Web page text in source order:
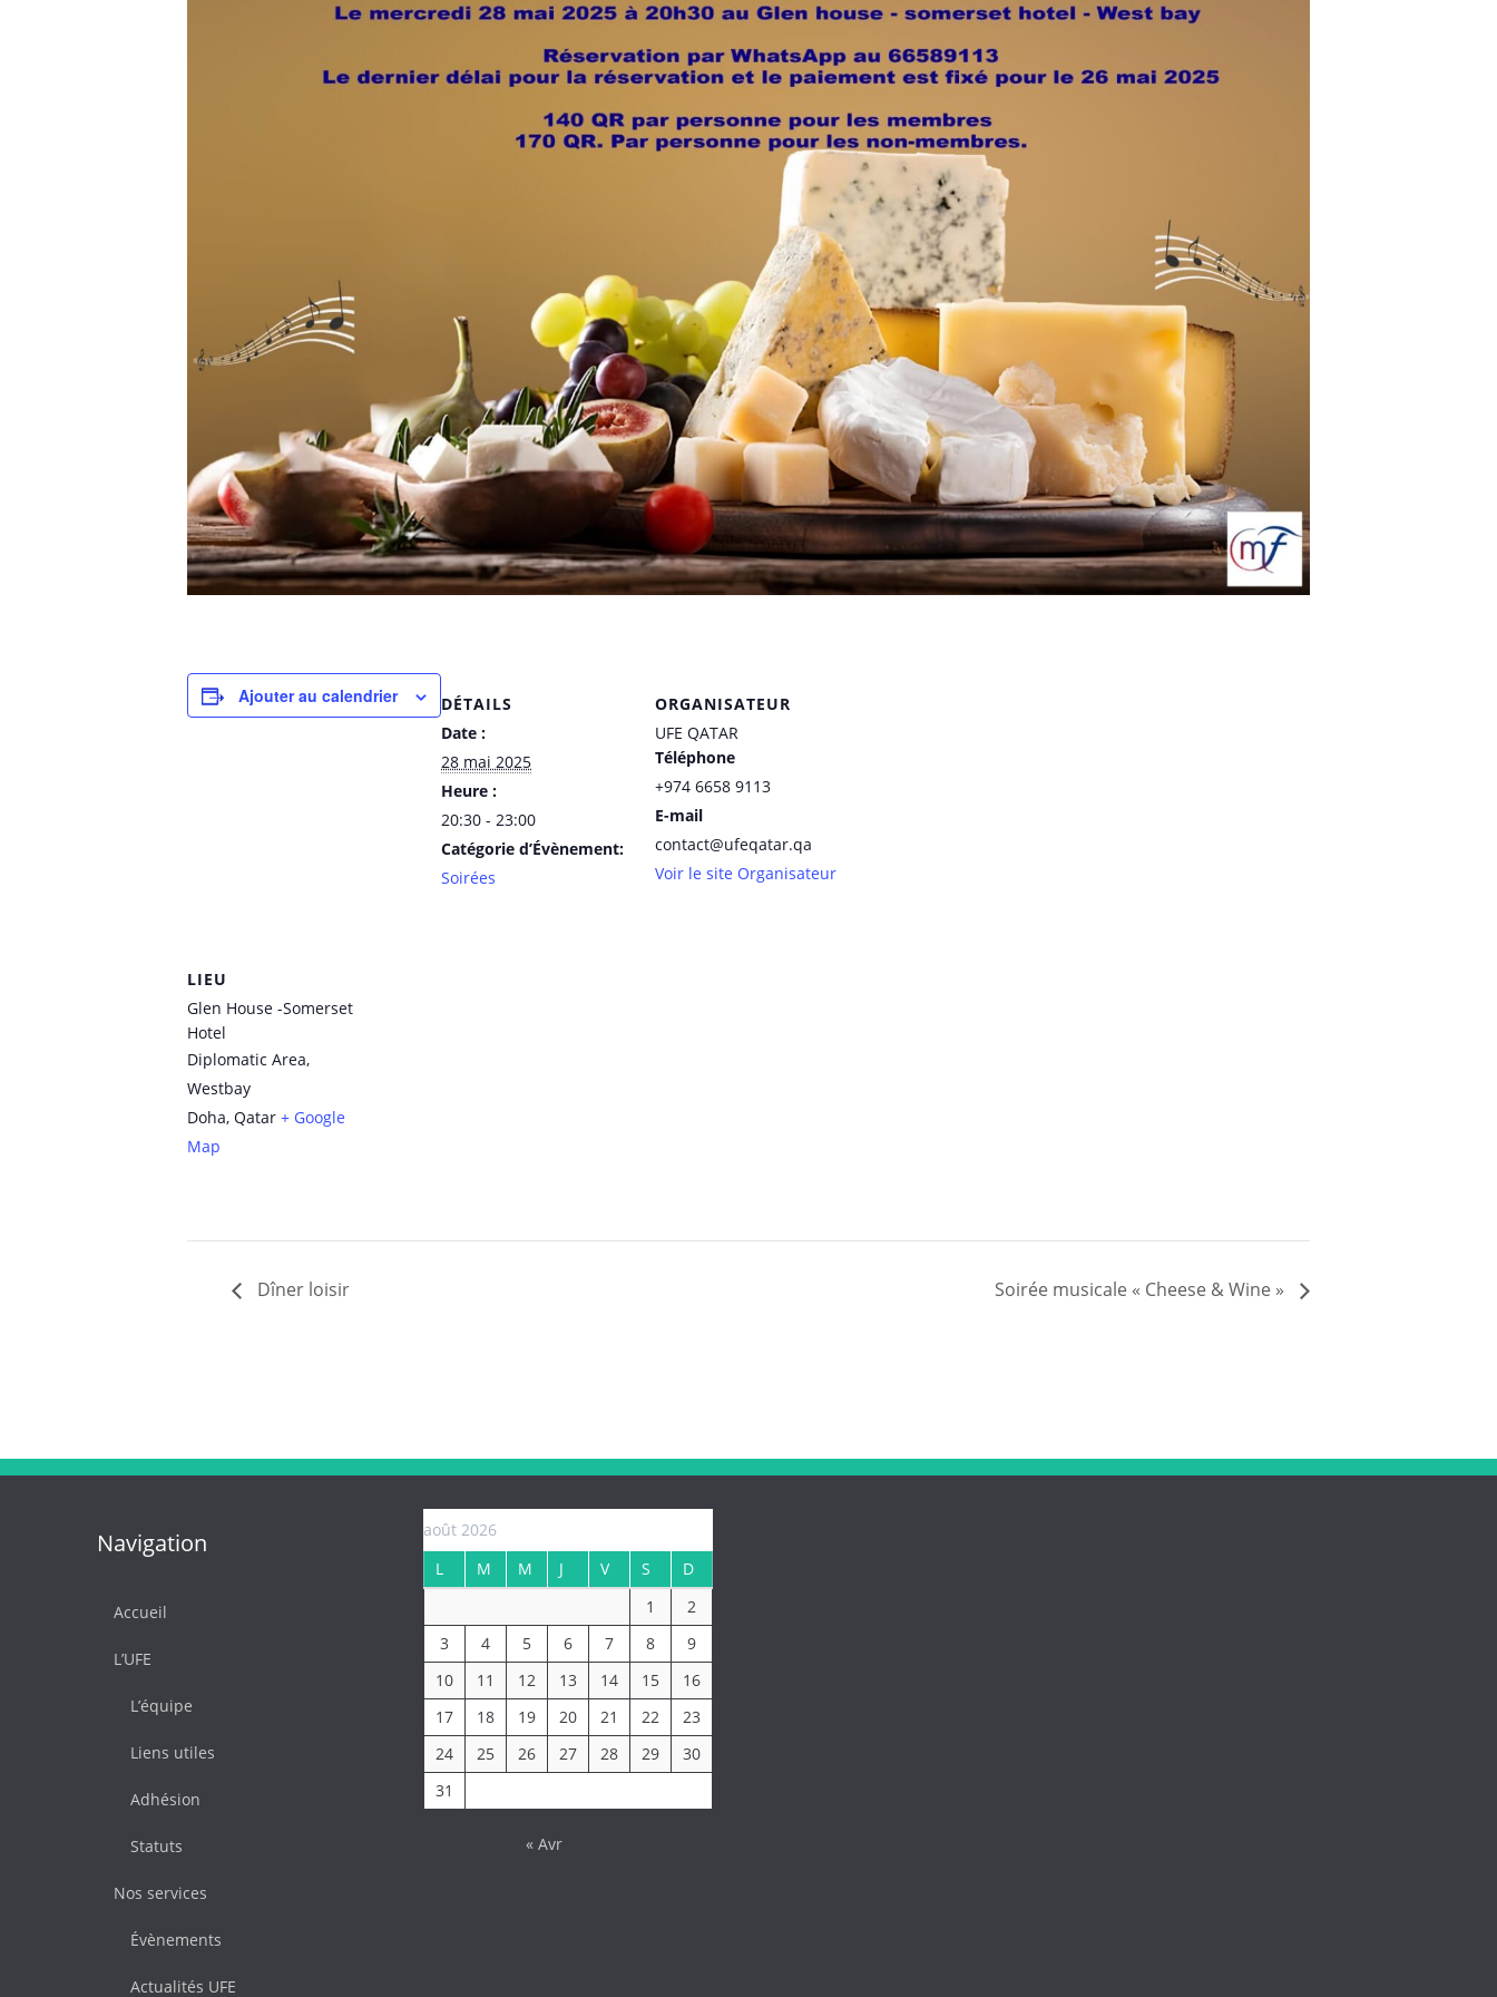
Ajouter au calendrier
DÉTAILS
Date :
28 mai 2025
Heure :
20:30 - 23:00
Catégorie d’Évènement:
Soirées
ORGANISATEUR
UFE QATAR
Téléphone
+974 6658 9113
E-mail
contact@ufeqatar.qa
Voir le site Organisateur
LIEU
Glen House -Somerset
Hotel
Diplomatic Area,
Westbay
Doha, Qatar + Google
Map
Dîner loisir Soirée musicale « Cheese & Wine »
Navigation
Accueil
L’UFE
L’équipe
Liens utiles
Adhésion
Statuts
Nos services
Évènements
Actualités UFE
août 2026
L
M M J V S
D
1
2
3
4 5 6 7 8
9
10
11 12 13 14 15
16
17
18 19 20 21 22
23
24
25 26 27 28 29
30
31
« Avr